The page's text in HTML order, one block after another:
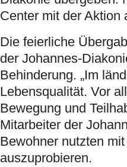
Center mit der Aktion
Die feierliche
der Johannes-
Behinderung. „Im
Lebensqualität. Vor
Bewegung und
Mitarbeiter der
Bewohner nutzten
auszuprobieren.